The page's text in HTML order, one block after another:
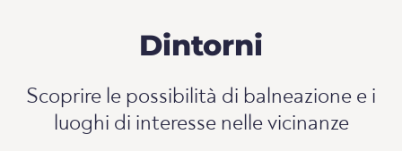
Dintorni
Scoprire le possibilità di balneazione e i
luoghi di interesse nelle vicinanze